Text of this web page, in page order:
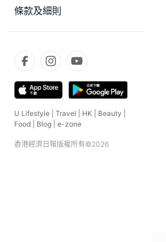
條款及細則
U Lifestyle Travel HK Beauty
Food
Blog e-zone
香港經濟日報版權所有©2026